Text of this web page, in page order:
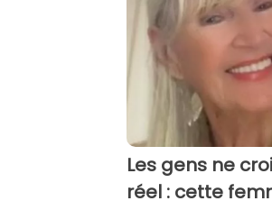
Les gens ne
réel : cette